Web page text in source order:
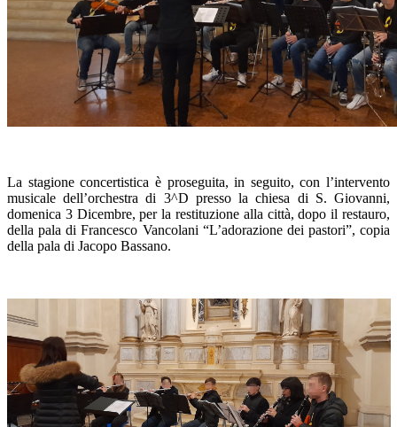
La stagione concertistica è proseguita, in seguito, con l’intervento
musicale dell’orchestra di 3^D presso la chiesa di S. Giovanni,
domenica 3 Dicembre, per la restituzione alla città, dopo il restauro,
della pala di Francesco Vancolani “L’adorazione dei pastori”, copia
della pala di Jacopo Bassano.